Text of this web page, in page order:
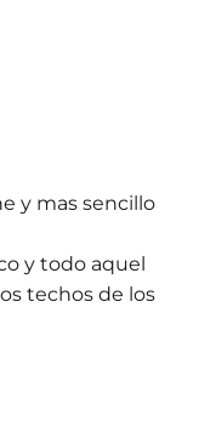
y mas sencillo
y todo aquel
techos de los